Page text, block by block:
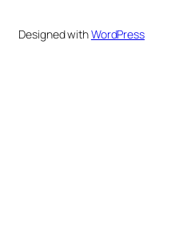
Designed withWordPress